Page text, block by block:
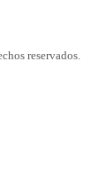
reservados.